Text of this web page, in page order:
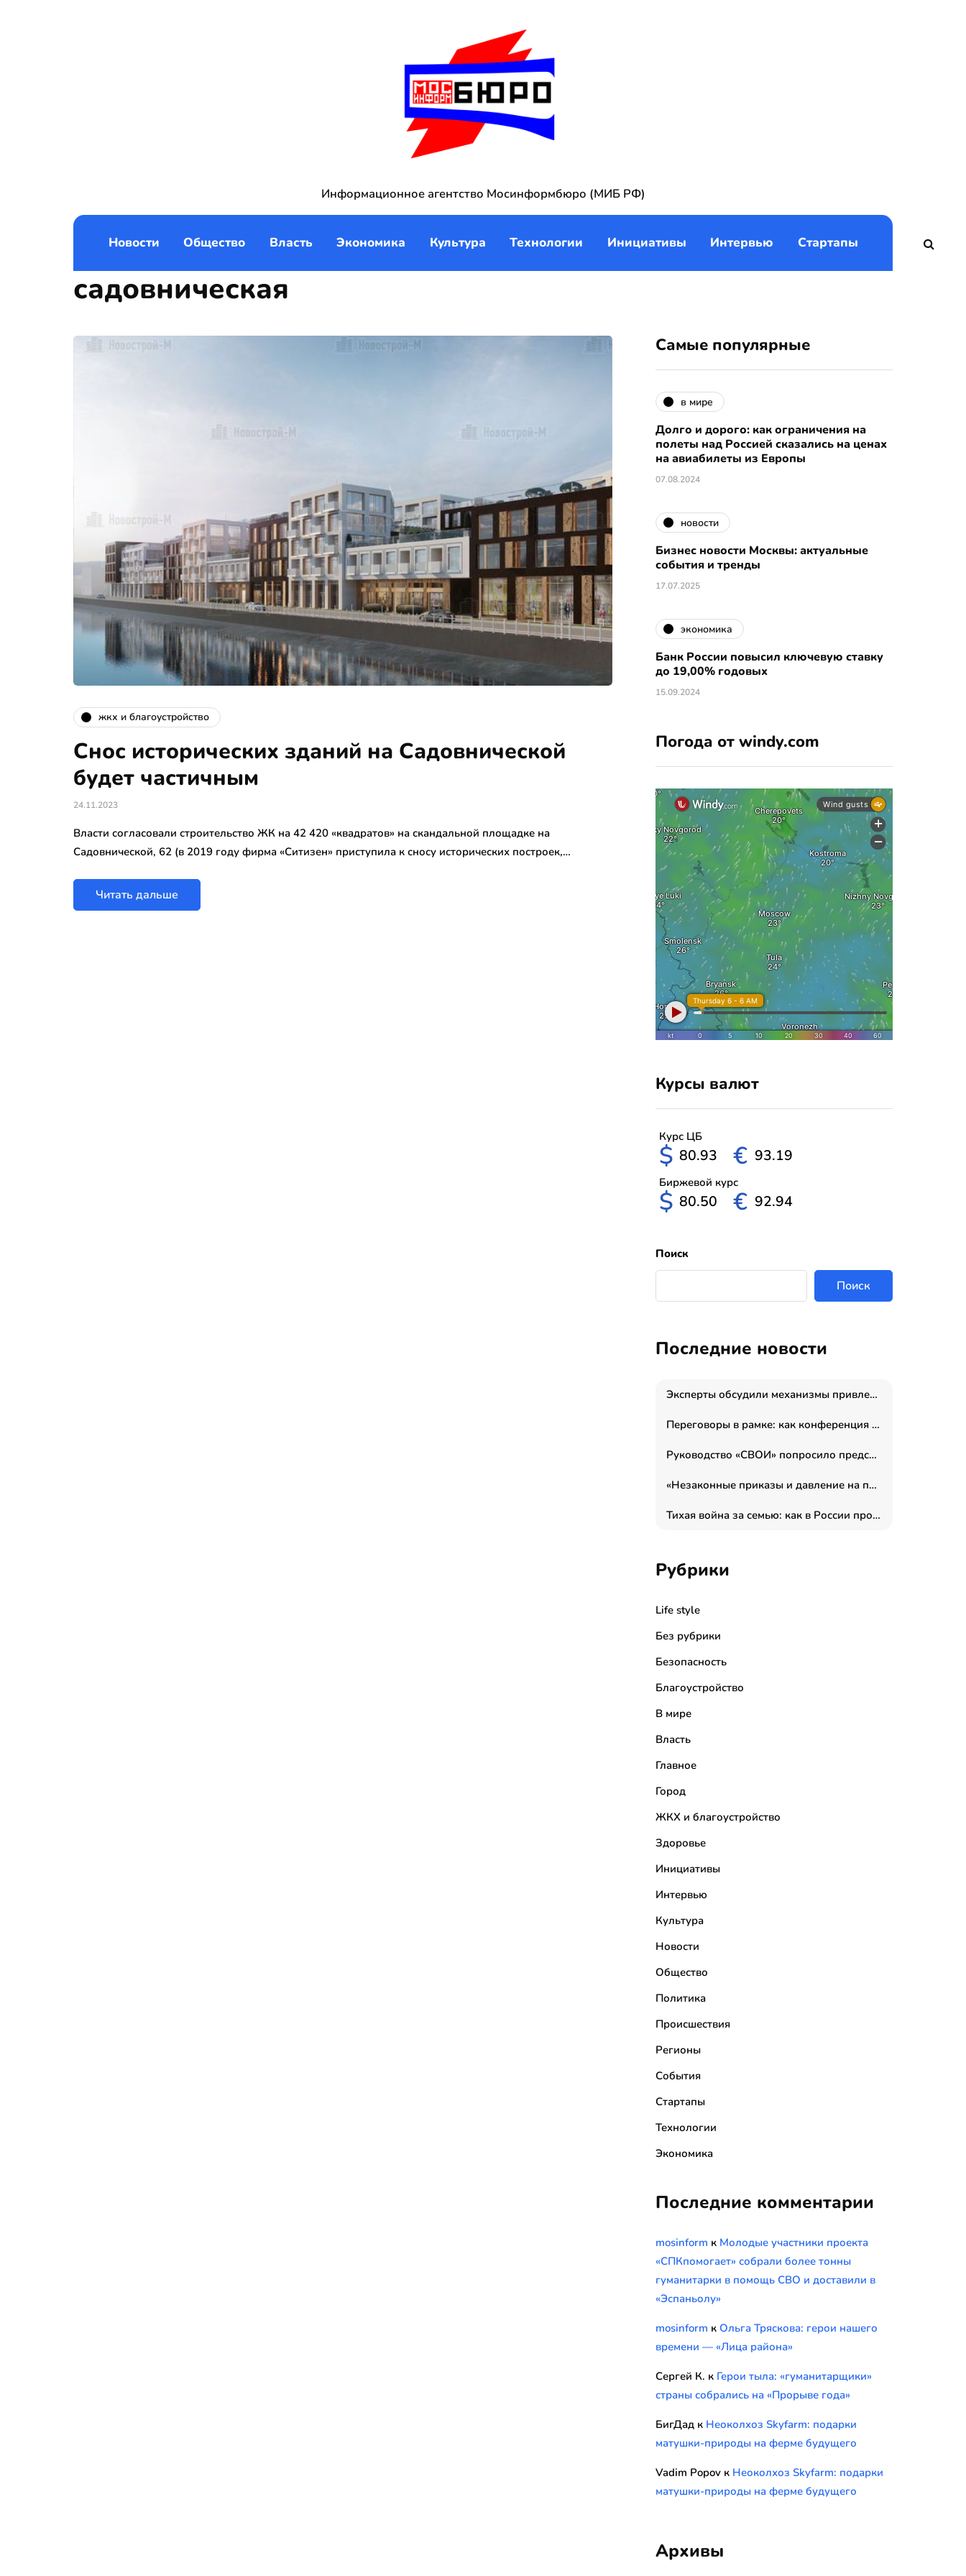
Информационное агентство Мосинформбюро (МИБ РФ)
Новости Общество Власть Экономика Культура Технологии Инициативы Интервью Стартапы
садовническая
жкх и благоустройство
Снос исторических зданий на Садовнической
будет частичным
24.11.2023
Власти согласовали строительство ЖК на 42 420 «квадратов» на скандальной площадке на
Садовнической, 62 (в 2019 году фирма «Ситизен» приступила к сносу исторических построек,…
Читать дальше
Самые популярные
в мире
Долго и дорого: как ограничения на
полеты над Россией сказались на ценах
на авиабилеты из Европы
07.08.2024
новости
Бизнес новости Москвы: актуальные
события и тренды
17.07.2025
экономика
Банк России повысил ключевую ставку
до 19,00% годовых
15.09.2024
Погода от windy.com
Курсы валют
Курс ЦБ
$ 80.93 € 93.19
Биржевой курс
$ 80.50 € 92.94
Поиск
Поиск
Последние новости
Эксперты обсудили механизмы привлечения молодых специалистов в промышленные города
Переговоры в рамке: как конференция «Бизнес как искусство» переформатирует деловой этикет в стенах ТПП РФ
Руководство «СВОИ» попросило председателя СКР дать правовую оценку обысков в тыловом штабе
«Незаконные приказы и давление на полицию»: Эрнеста Султанова задержали у посольства Израиля во время одиночного пикета
Тихая война за семью: как в России прошла неделя правовой помощи
Рубрики
Life style
Без рубрики
Безопасность
Благоустройство
В мире
Власть
Главное
Город
ЖКХ и благоустройство
Здоровье
Инициативы
Интервью
Культура
Новости
Общество
Политика
Происшествия
Регионы
События
Стартапы
Технологии
Экономика
Последние комментарии
mosinform к Молодые участники проекта
«СПКпомогает» собрали более тонны
гуманитарки в помощь СВО и доставили в
«Эспаньолу»
mosinform к Ольга Тряскова: герои нашего
времени — «Лица района»
Сергей К. к Герои тыла: «гуманитарщики»
страны собрались на «Прорыве года»
БигДад к Неоколхоз Skyfarm: подарки
матушки-природы на ферме будущего
Vadim Popov к Неоколхоз Skyfarm: подарки
матушки-природы на ферме будущего
Архивы